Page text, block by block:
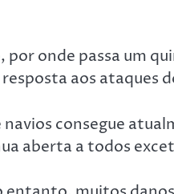
por onde passa um
aos ataques
consegue
aberta a todos